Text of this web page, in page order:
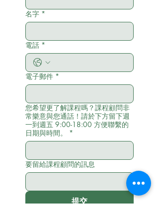
名字 *
電話 *
電子郵件 *
您希望更了解課程嗎？課程顧問非
常樂意與您通話！請於下方留下週
一到週五 9:00-18:00 方便聯繫的
日期與時間。
*
要留給課程顧問的訊息
提交